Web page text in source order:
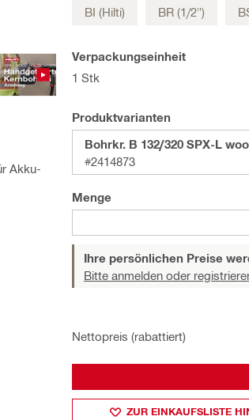
Akku-
BI (Hilti)
BR (1/2")
Verpackungseinheit
1 Stk
Produktvarianten
Bohrkr. B 132/320 SPX-L
#2414873
Menge
Ihre persönlichen Preise
Bitte anmelden oder
Nettopreis (rabattiert)
ZUR EINKAUFSLISTE